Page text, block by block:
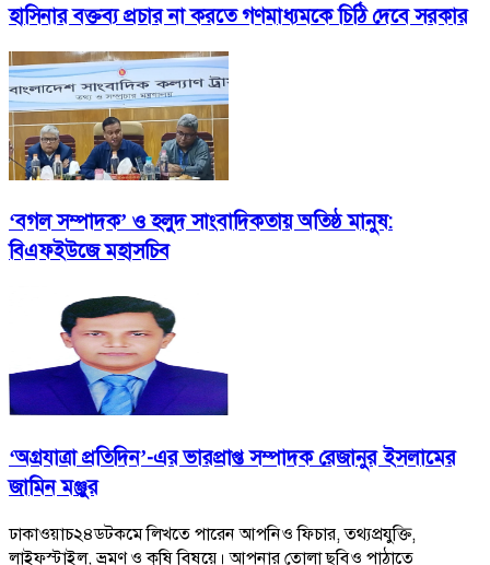
হাসিনার বক্তব্য প্রচার না করতে গণমাধ্যমকে চিঠি দেবে সরকার
‘বগল সম্পাদক’ ও হলুদ সাংবাদিকতায় অতিষ্ঠ মানুষ:
বিএফইউজে মহাসচিব
‘অগ্রযাত্রা প্রতিদিন’-এর ভারপ্রাপ্ত সম্পাদক রেজানুর ইসলামের
জামিন মঞ্জুর
ঢাকাওয়াচ২৪ডটকমে লিখতে পারেন আপনিও ফিচার, তথ্যপ্রযুক্তি,
লাইফস্টাইল, ভ্রমণ ও কৃষি বিষয়ে। আপনার তোলা ছবিও পাঠাতে